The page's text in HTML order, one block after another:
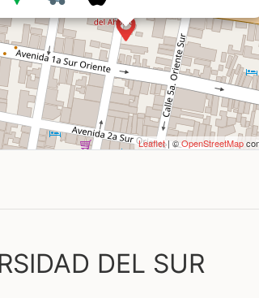
Leaflet| ©OpenStreetMap
DEL SUR